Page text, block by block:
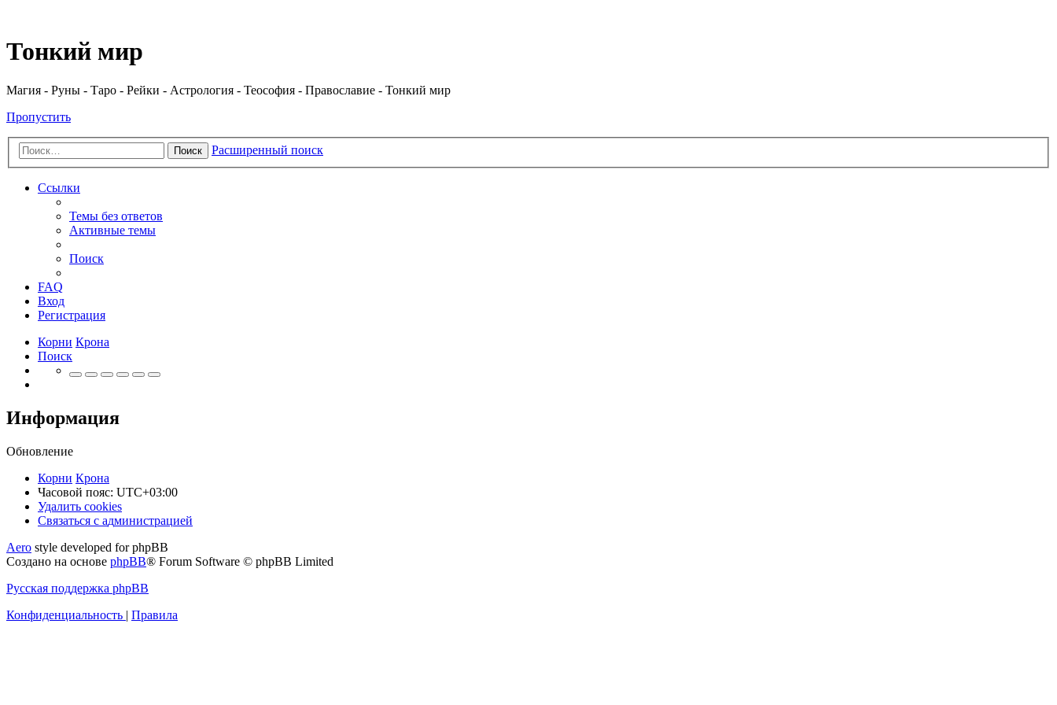
Тонкий мир
Магия - Руны - Таро - Рейки - Астрология - Теософия - Православие - Тонкий мир
Пропустить
Поиск Расширенный поиск
Ссылки
Темы без ответов
Активные темы
Поиск
FAQ
Вход
Регистрация
Корни Крона
Поиск
Информация
Обновление
Корни Крона
Часовой пояс: UTC+03:00
Удалить cookies
Связаться
администрацией
Связаться с администрацией
Aero style developed for phpBB
Создано на основе phpBB® Forum Software © phpBB Limited
Русская поддержка phpBB
Конфиденциальность | Правила